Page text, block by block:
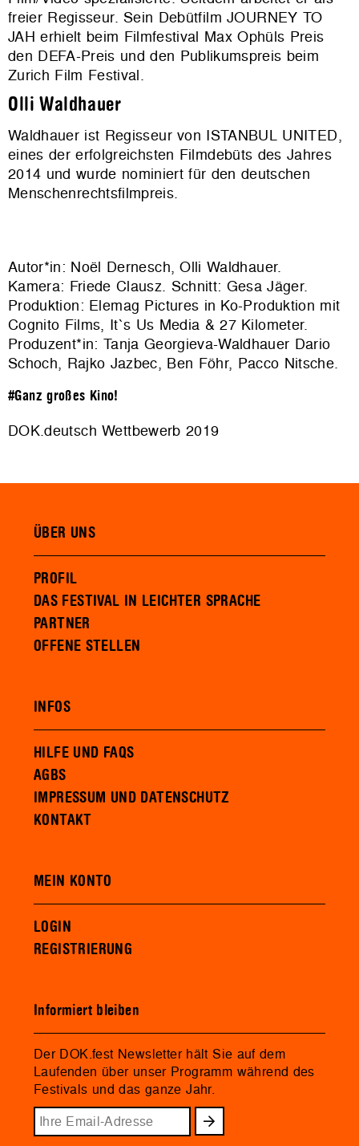
freier Regisseur. Sein Debütfilm JOURNEY TO
JAH erhielt beim Filmfestival Max Ophüls Preis
den DEFA-Preis und den Publikumspreis beim
Zurich Film Festival.
Olli Waldhauer
Waldhauer ist Regisseur von ISTANBUL UNITED,
eines der erfolgreichsten Filmdebüts des Jahres
2014 und wurde nominiert für den deutschen
Menschenrechtsfilmpreis.
Autor*in: Noël Dernesch, Olli Waldhauer.
Kamera: Friede Clausz. Schnitt: Gesa Jäger.
Produktion: Elemag Pictures in Ko-Produktion mit
Cognito Films, It`s Us Media & 27 Kilometer.
Produzent*in: Tanja Georgieva-Waldhauer Dario
Schoch, Rajko Jazbec, Ben Föhr, Pacco Nitsche.
#Ganz großes Kino!
DOK.deutsch Wettbewerb 2019
ÜBER UNS
PROFIL
DAS FESTIVAL IN LEICHTER SPRACHE
PARTNER
OFFENE STELLEN
INFOS
HILFE UND FAQS
AGBS
IMPRESSUM UND DATENSCHUTZ
KONTAKT
MEIN KONTO
LOGIN
REGISTRIERUNG
Informiert bleiben
Der DOK.fest Newsletter hält Sie auf dem
Laufenden über unser Programm während des
Festivals und das ganze Jahr.